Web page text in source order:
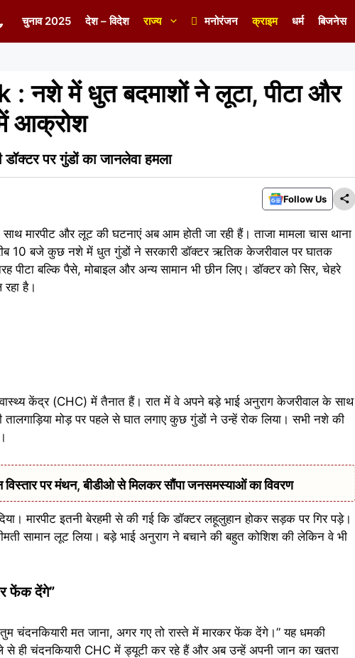
चुनाव 2025 देश – विदेश राज्य मनोरंजन क्राइम धर्म बिजनेस
में धुत बदमाशों ने लूटा, पीटा और
में आक्रोश
पर गुंडों का जानलेवा हमला
Follow Us
साथ मारपीट और लूट की घटनाएं अब आम होती जा रही हैं। ताजा मामला चास थाना
10 बजे कुछ नशे में धुत गुंडों ने सरकारी डॉक्टर ऋतिक केजरीवाल पर घातक
पीटा बल्कि पैसे, मोबाइल और अन्य सामान भी छीन लिए। डॉक्टर को सिर, चेहरे
है।
केंद्र (CHC) में तैनात हैं। रात में वे अपने बड़े भाई अनुराग केजरीवाल के साथ
मोड़ पर पहले से घात लगाए कुछ गुंडों ने उन्हें रोक लिया। सभी नशे की
पर मंथन, बीडीओ से मिलकर सौंपा जनसमस्याओं का विवरण
मारपीट इतनी बेरहमी से की गई कि डॉक्टर लहूलुहान होकर सड़क पर गिर पड़े।
सामान लूट लिया। बड़े भाई अनुराग ने बचाने की बहुत कोशिश की लेकिन वे भी
फेंक देंगे”
चंदनकियारी मत जाना, अगर गए तो रास्ते में मारकर फेंक देंगे।” यह धमकी
ही चंदनकियारी CHC में ड्यूटी कर रहे हैं और अब उन्हें अपनी जान का खतरा